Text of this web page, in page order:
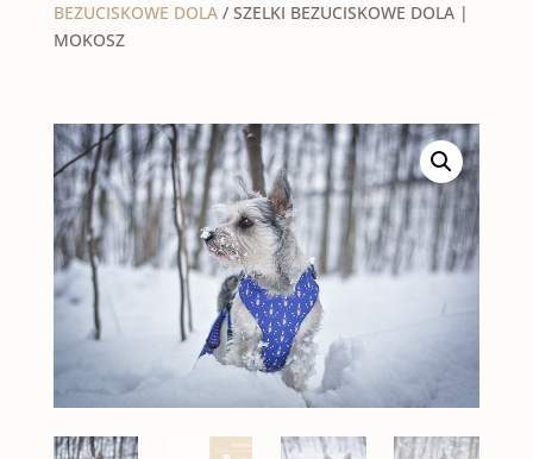
BEZUCISKOWE DOLA/ SZELKI BEZUCISKOWE DOLA |
MOKOSZ